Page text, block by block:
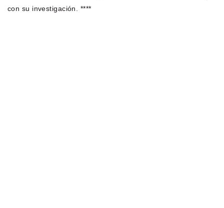
con su investigación. ****